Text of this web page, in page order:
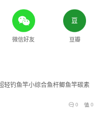
微信好友 豆瓣
轻钓鱼竿小综合鱼杆鲫鱼竿碳素
0
0